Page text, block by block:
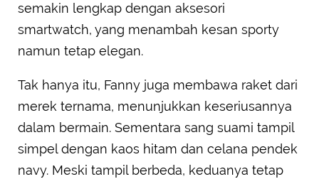
semakin lengkap dengan aksesori
smartwatch, yang menambah kesan sporty
namun tetap elegan.
Tak hanya itu, Fanny juga membawa raket dari
merek ternama, menunjukkan keseriusannya
dalam bermain. Sementara sang suami tampil
simpel dengan kaos hitam dan celana pendek
navy. Meski tampil berbeda, keduanya tetap